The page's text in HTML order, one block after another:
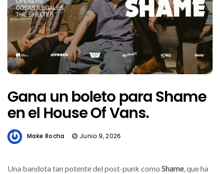
Gana un boleto para Shame
en el House Of Vans.
Make Rocha Junio 9, 2026
Una bandota tan potente del post-punk como Shame, que ha